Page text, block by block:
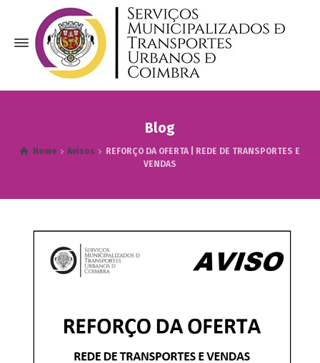
Blog
Home Avisos
REFORÇO DA OFERTA | REDE DE TRANSPORTES E
VENDAS